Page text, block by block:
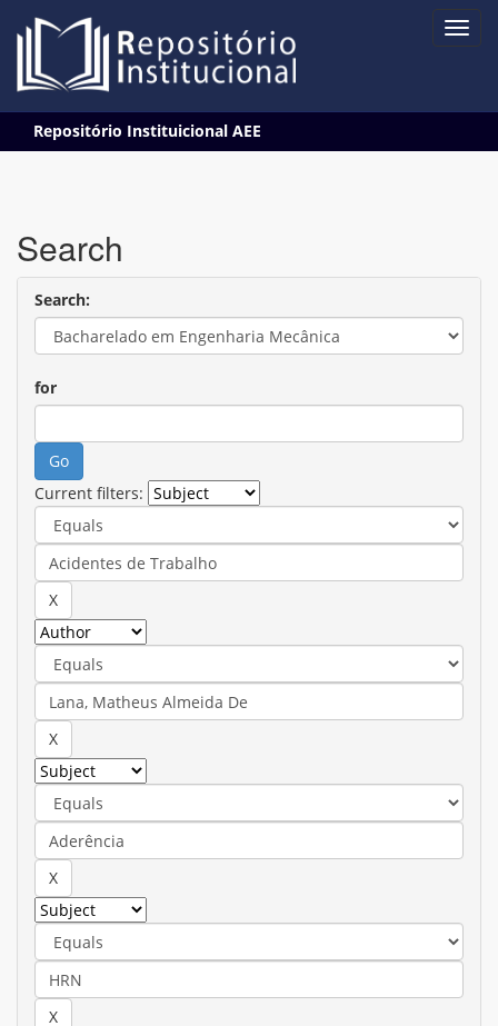
navigation
Repositório Instituicional AEE
Search
Search:
for
Current filters: